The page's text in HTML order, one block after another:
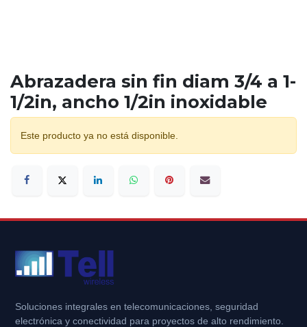
Abrazadera sin fin diam 3/4 a 1-
1/2in, ancho 1/2in inoxidable
Este producto ya no está disponible.
Soluciones integrales en telecomunicaciones, seguridad
electrónica y conectividad para proyectos de alto rendimiento.